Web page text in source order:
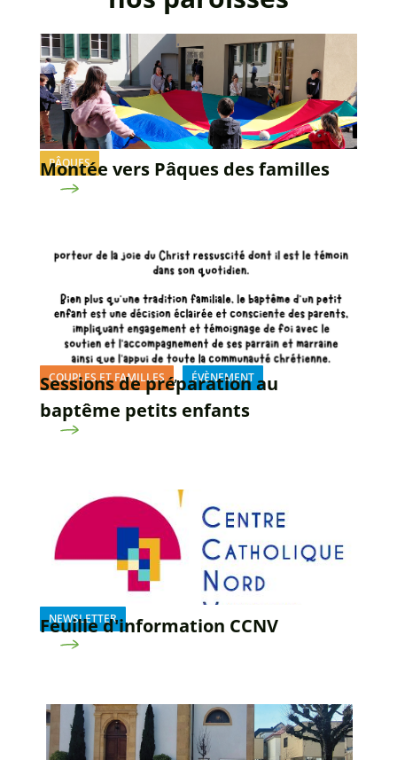
PÂQUES
Montée vers Pâques des familles
COUPLES ET FAMILLES , ÉVÈNEMENT
Sessions de préparation au
baptême petits enfants
NEWSLETTER
Feuille d'information CCNV